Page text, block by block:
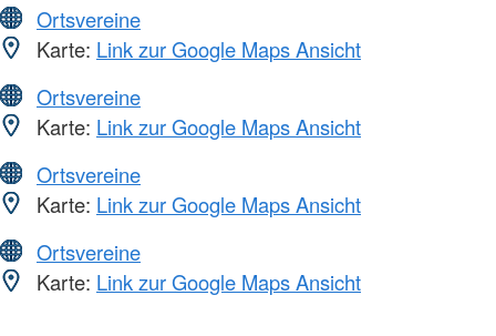
Ortsvereine
Karte: Link zur Google Maps Ansicht
Ortsvereine
Karte: Link zur Google Maps Ansicht
Ortsvereine
Karte: Link zur Google Maps Ansicht
Ortsvereine
Karte: Link zur Google Maps Ansicht